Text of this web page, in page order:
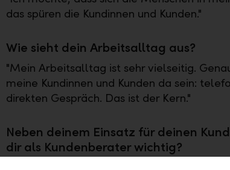
das spüren die Kundinnen und Kunden."
Wie sieht dein Arbeitsalltag aus?
"Mein Arbeitsalltag ist sehr vielseitig.
meine Kundinnen und Kunden da sein:
direkten Gespräch. Das ist der Kern."
Neben deinem Einsatz für deinen
dir als Kundenberater wichtig?